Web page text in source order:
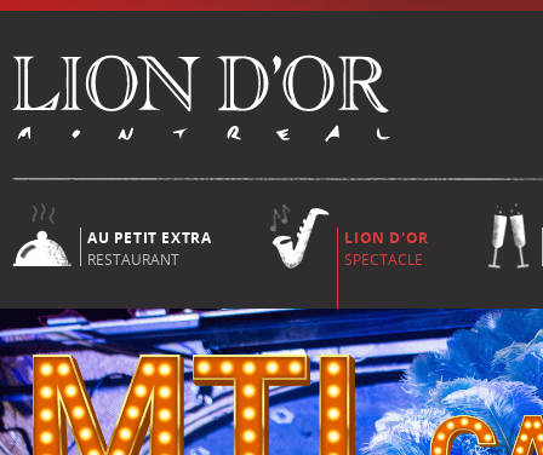
AU PETIT EXTRA
RESTAURANT
LION D'OR
SPECTACLE